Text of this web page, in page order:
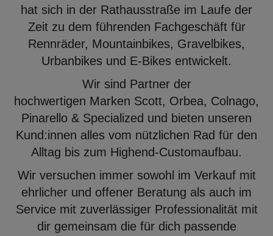
hat sich in der Rathausstraße im Laufe der
Zeit zu dem führenden Fachgeschäft für
Rennräder, Mountainbikes, Gravelbikes,
Urbanbikes und E-Bikes entwickelt.
Wir sind Partner der
hochwertigen Marken Scott, Orbea, Colnago,
Pinarello & Specialized und bieten unseren
Kund:innen alles vom nützlichen Rad für den
Alltag bis zum Highend-Customaufbau.
Wir versuchen immer sowohl im Verkauf mit
ehrlicher und offener Beratung als auch im
Service mit zuverlässiger Professionalität mit
dir gemeinsam die für dich passende